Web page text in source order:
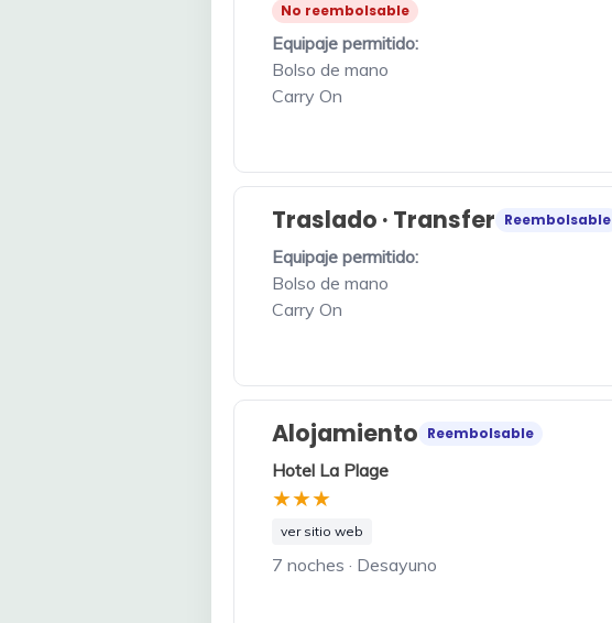
No reembolsable
Equipaje permitido:
Bolso de mano
Carry On
Traslado · Transfer Reembolsable
Equipaje permitido:
Bolso de mano
Carry On
Alojamiento Reembolsable
Hotel La Plage
★★★
ver sitio web
7 noches · Desayuno